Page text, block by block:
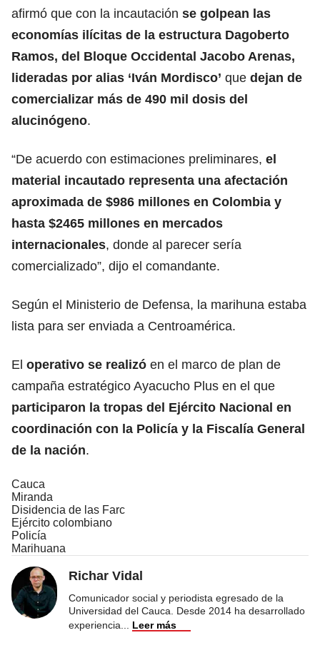
afirmó que con la incautación se golpean las
economías ilícitas de la estructura Dagoberto
Ramos, del Bloque Occidental Jacobo Arenas,
lideradas por alias ‘Iván Mordisco’ que dejan de
comercializar más de 490 mil dosis del
alucinógeno.
“De acuerdo con estimaciones preliminares, el
material incautado representa una afectación
aproximada de $986 millones en Colombia y
hasta $2465 millones en mercados
internacionales, donde al parecer sería
comercializado”, dijo el comandante.
Según el Ministerio de Defensa, la marihuna estaba
lista para ser enviada a Centroamérica.
El operativo se realizó en el marco de plan de
campaña estratégico Ayacucho Plus en el que
participaron la tropas del Ejército Nacional en
coordinación con la Policía y la Fiscalía General
de la nación.
Cauca
Miranda
Disidencia de las Farc
Ejército colombiano
Policía
Marihuana
Richar Vidal
Comunicador social y periodista egresado de la
Universidad del Cauca. Desde 2014 ha desarrollado
experiencia
Leer más